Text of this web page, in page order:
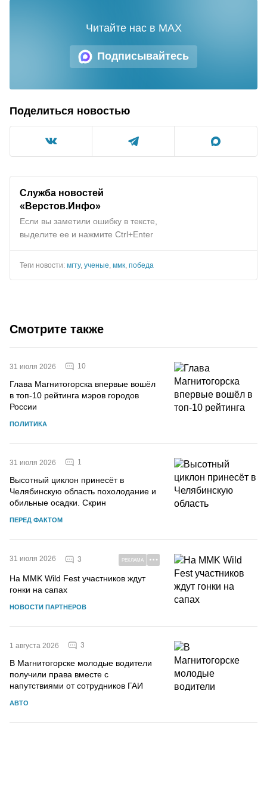
Подписывайтесь
Читайте нас в MAX
Поделиться новостью
Служба новостей
«Верстов.Инфо»
Если вы заметили ошибку в тексте,
выделите ее и нажмите Ctrl+Enter
Теги новости: мгту, ученые ммк победа
Смотрите также
31 июля 2026 10
Глава Магнитогорска впервые вошёл
в топ-10 рейтинга мэров городов
России
ПОЛИТИКА
31 июля 2026 1
Высотный циклон принесёт в
Челябинскую область похолодание и
обильные осадки. Скрин
ПЕРЕД ФАКТОМ
31 июля 2026 3 РЕКЛАМА
На MMK Wild Fest участников ждут
гонки на сапах
НОВОСТИ ПАРТНЕРОВ
1 августа 2026 3
В Магнитогорске молодые водители
получили права вместе с
напутствиями от сотрудников ГАИ
АВТО